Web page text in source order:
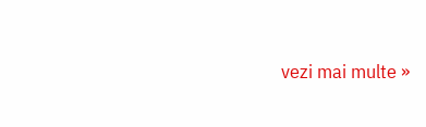
vezi mai multe »